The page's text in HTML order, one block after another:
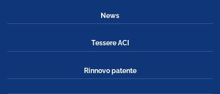
News
Tessere ACI
Rinnovo patente